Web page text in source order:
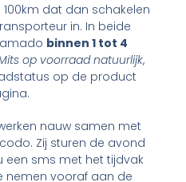
dat dan schakelen
in. In beide
binnen 1 tot 4
op voorraad natuurlijk,
op de product
nauw samen met
Zij sturen de avond
een sms met het tijdvak
nemen vooraf aan de